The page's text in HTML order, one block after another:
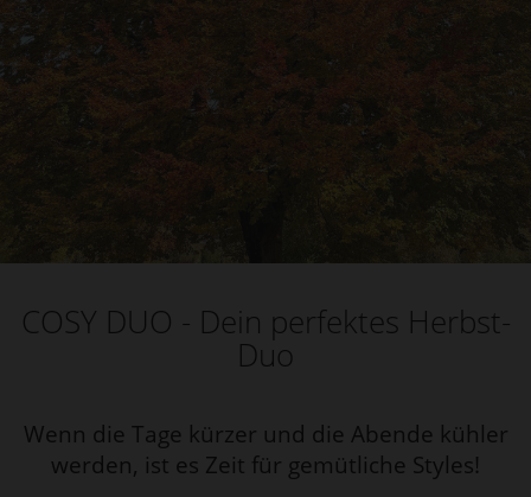
COSY DUO - Dein perfektes Herbst-
Duo
Wenn die Tage kürzer und die Abende kühler
werden, ist es Zeit für gemütliche Styles!